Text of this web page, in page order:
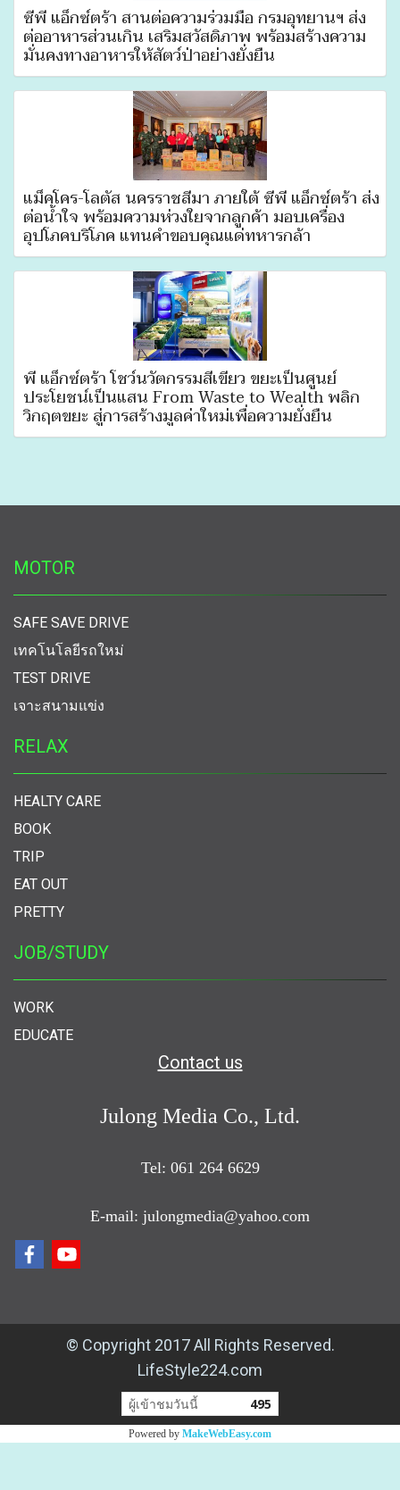
ซีพี แอ็กซ์ตร้า สานต่อความร่วมมือ กรมอุทยานฯ ส่ง
ต่ออาหารส่วนเกิน เสริมสวัสดิภาพ พร้อมสร้างความ
มั่นคงทางอาหารให้สัตว์ป่าอย่างยั่งยืน
แม็คโคร-โลตัส นครราชสีมา ภายใต้ ซีพี แอ็กซ์ตร้า ส่ง
ต่อน้ำใจ พร้อมความห่วงใยจากลูกค้า มอบเครื่อง
อุปโภคบริโภค แทนคำขอบคุณแด่ทหารกล้า
พี แอ็กซ์ตร้า โชว์นวัตกรรมสีเขียว ขยะเป็นศูนย์
ประโยชน์เป็นแสน From Waste to Wealth พลิก
วิกฤตขยะ สู่การสร้างมูลค่าใหม่เพื่อความยั่งยืน
MOTOR
SAFE SAVE DRIVE
เทคโนโลยีรถใหม่
TEST DRIVE
เจาะสนามแข่ง
RELAX
HEALTY CARE
BOOK
TRIP
EAT OUT
PRETTY
JOB/STUDY
WORK
EDUCATE
Contact us
Julong Media Co., Ltd.
Tel: 061 264 6629
E-mail: julongmedia@yahoo.com
© Copyright 2017 All Rights Reserved.
LifeStyle224.com
ผู้เข้าชมวันนี้ 495
Powered by MakeWebEasy.com